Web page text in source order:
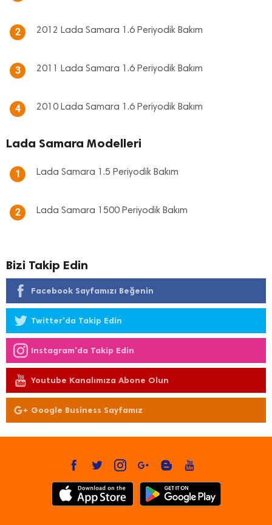
2 2012 Lada Samara 1.6 Periyodik Bakım
3 2011 Lada Samara 1.6 Periyodik Bakım
4 2010 Lada Samara 1.6 Periyodik Bakım
Lada Samara Modelleri
1 Lada Samara 1.5 Periyodik Bakım
2 Lada Samara 1500 Periyodik Bakım
Bizi Takip Edin
Facebook Sayfamızı Beğenin
Twitter'da Takip Edin
Instagram'da Takip Edin
Youtube Kanalımıza Abone Olun
Google Business Sayfamız